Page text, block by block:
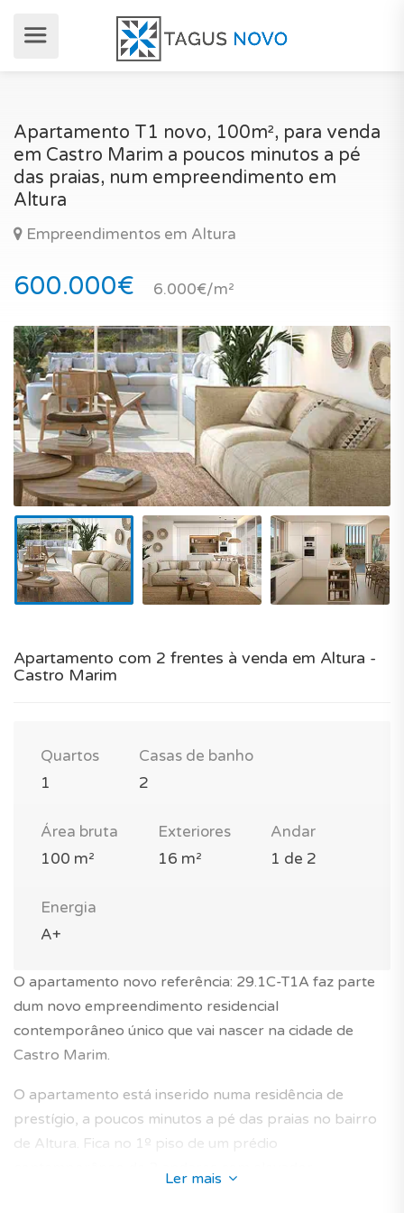
Apartamento T1 novo, 100m², para venda
em Castro Marim a poucos minutos a pé
das praias, num empreendimento em
Altura
Empreendimentos em Altura
600.000€ 6.000€/m²
Apartamento com 2 frentes à venda em Altura -
Castro Marim
Quartos
1
Casas de banho
2
Área bruta
100 m²
Exteriores
16 m²
Andar
1 de 2
Energia
A+
O apartamento novo referência: 29.1C-T1A faz parte
dum novo empreendimento residencial
contemporâneo único que vai nascer na cidade de
Castro Marim.
O apartamento está inserido numa residência de
prestígio, a poucos minutos a pé das praias no bairro
de Altura. Fica no 1º piso de um prédio
Ler mais